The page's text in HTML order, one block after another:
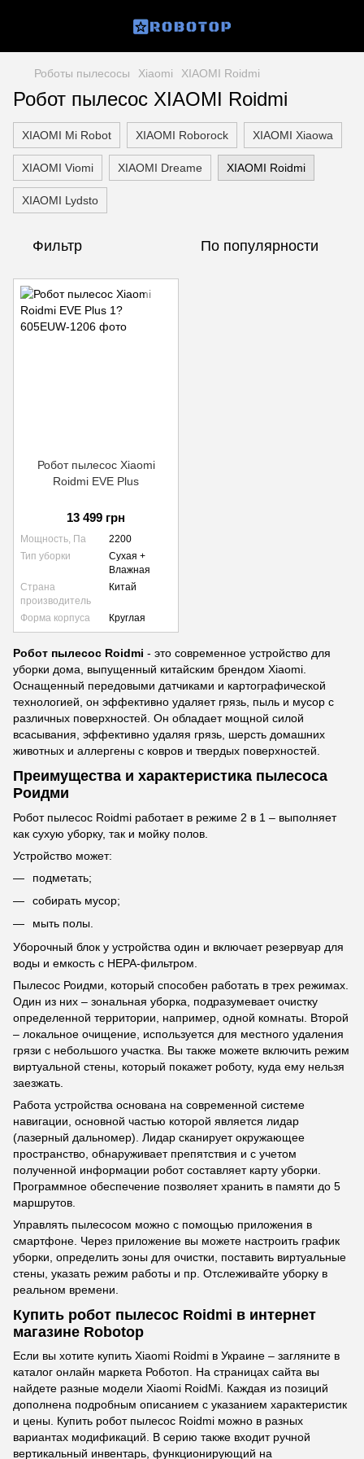
Роботы пылесосы Xiaomi XIAOMI Roidmi
Робот пылесос XIAOMI Roidmi
XIAOMI Mi Robot XIAOMI Roborock XIAOMI Xiaowa
XIAOMI Viomi XIAOMI Dreame XIAOMI Roidmi
XIAOMI Lydsto
Фильтр По популярности
Робот пылесос Xiaomi
Roidmi EVE Plus
13 499 грн
Мощность, Па
2200
Тип уборки
Сухая +
Влажная
Страна
производитель
Китай
Форма корпуса Круглая
Робот пылесос Roidmi - это современное устройство для
уборки дома, выпущенный китайским брендом Xiaomi.
Оснащенный передовыми датчиками и картографической
технологией, он эффективно удаляет грязь, пыль и мусор с
различных поверхностей. Он обладает мощной силой
всасывания, эффективно удаляя грязь, шерсть домашних
животных и аллергены с ковров и твердых поверхностей.
Преимущества и характеристика пылесоса
Роидми
Робот пылесос Roidmi работает в режиме 2 в 1 – выполняет
как сухую уборку, так и мойку полов.
Устройство может:
подметать;
собирать мусор;
мыть полы.
Уборочный блок у устройства один и включает резервуар для
воды и емкость с НЕРА-фильтром.
Пылесос Роидми, который способен работать в трех режимах.
Один из них – зональная уборка, подразумевает очистку
определенной территории, например, одной комнаты. Второй
– локальное очищение, используется для местного удаления
грязи с небольшого участка. Вы также можете включить режим
виртуальной стены, который покажет роботу, куда ему нельзя
заезжать.
Работа устройства основана на современной системе
навигации, основной частью которой является лидар
(лазерный дальномер). Лидар сканирует окружающее
пространство, обнаруживает препятствия и с учетом
полученной информации робот составляет карту уборки.
Программное обеспечение позволяет хранить в памяти до 5
маршрутов.
Управлять пылесосом можно с помощью приложения в
смартфоне. Через приложение вы можете настроить график
уборки, определить зоны для очистки, поставить виртуальные
стены, указать режим работы и пр. Отслеживайте уборку в
реальном времени.
Купить робот пылесос Roidmi в интернет
магазине Robotop
Если вы хотите купить Xiaomi Roidmi в Украине – загляните в
каталог онлайн маркета Роботоп. На страницах сайта вы
найдете разные модели Xiaomi RoidMi. Каждая из позиций
дополнена подробным описанием с указанием характеристик
и цены. Купить робот пылесос Roidmi можно в разных
вариантах модификаций. В серию также входит ручной
вертикальный инвентарь, функционирующий на